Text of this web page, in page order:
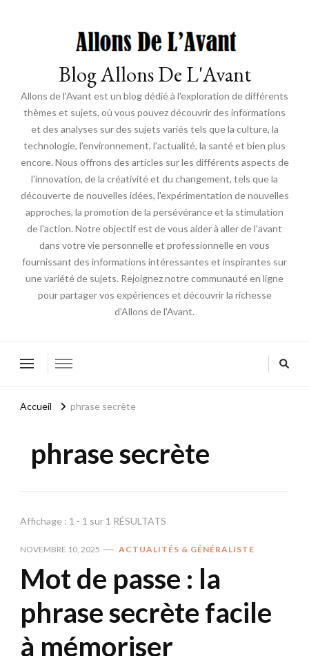
Blog Allons De L'Avant
Allons de l'Avant est un blog dédié à l'exploration de différents
thèmes et sujets, où vous pouvez découvrir des informations
et des analyses sur des sujets variés tels que la culture, la
technologie, l'environnement, l'actualité, la santé et bien plus
encore. Nous offrons des articles sur les différents aspects de
l'innovation, de la créativité et du changement, tels que la
découverte de nouvelles idées, l'expérimentation de nouvelles
approches, la promotion de la persévérance et la stimulation
de l'action. Notre objectif est de vous aider à aller de l'avant
dans votre vie personnelle et professionnelle en vous
fournissant des informations intéressantes et inspirantes sur
une variété de sujets. Rejoignez notre communauté en ligne
pour partager vos expériences et découvrir la richesse
d'Allons de l'Avant.
Accueil phrase secrète
phrase secrète
Affichage : 1 - 1 sur 1 RÉSULTATS
NOVEMBRE 10, 2025 ACTUALITÉS & GÉNÉRALISTE
Mot de passe : la
phrase secrète facile
à mémoriser